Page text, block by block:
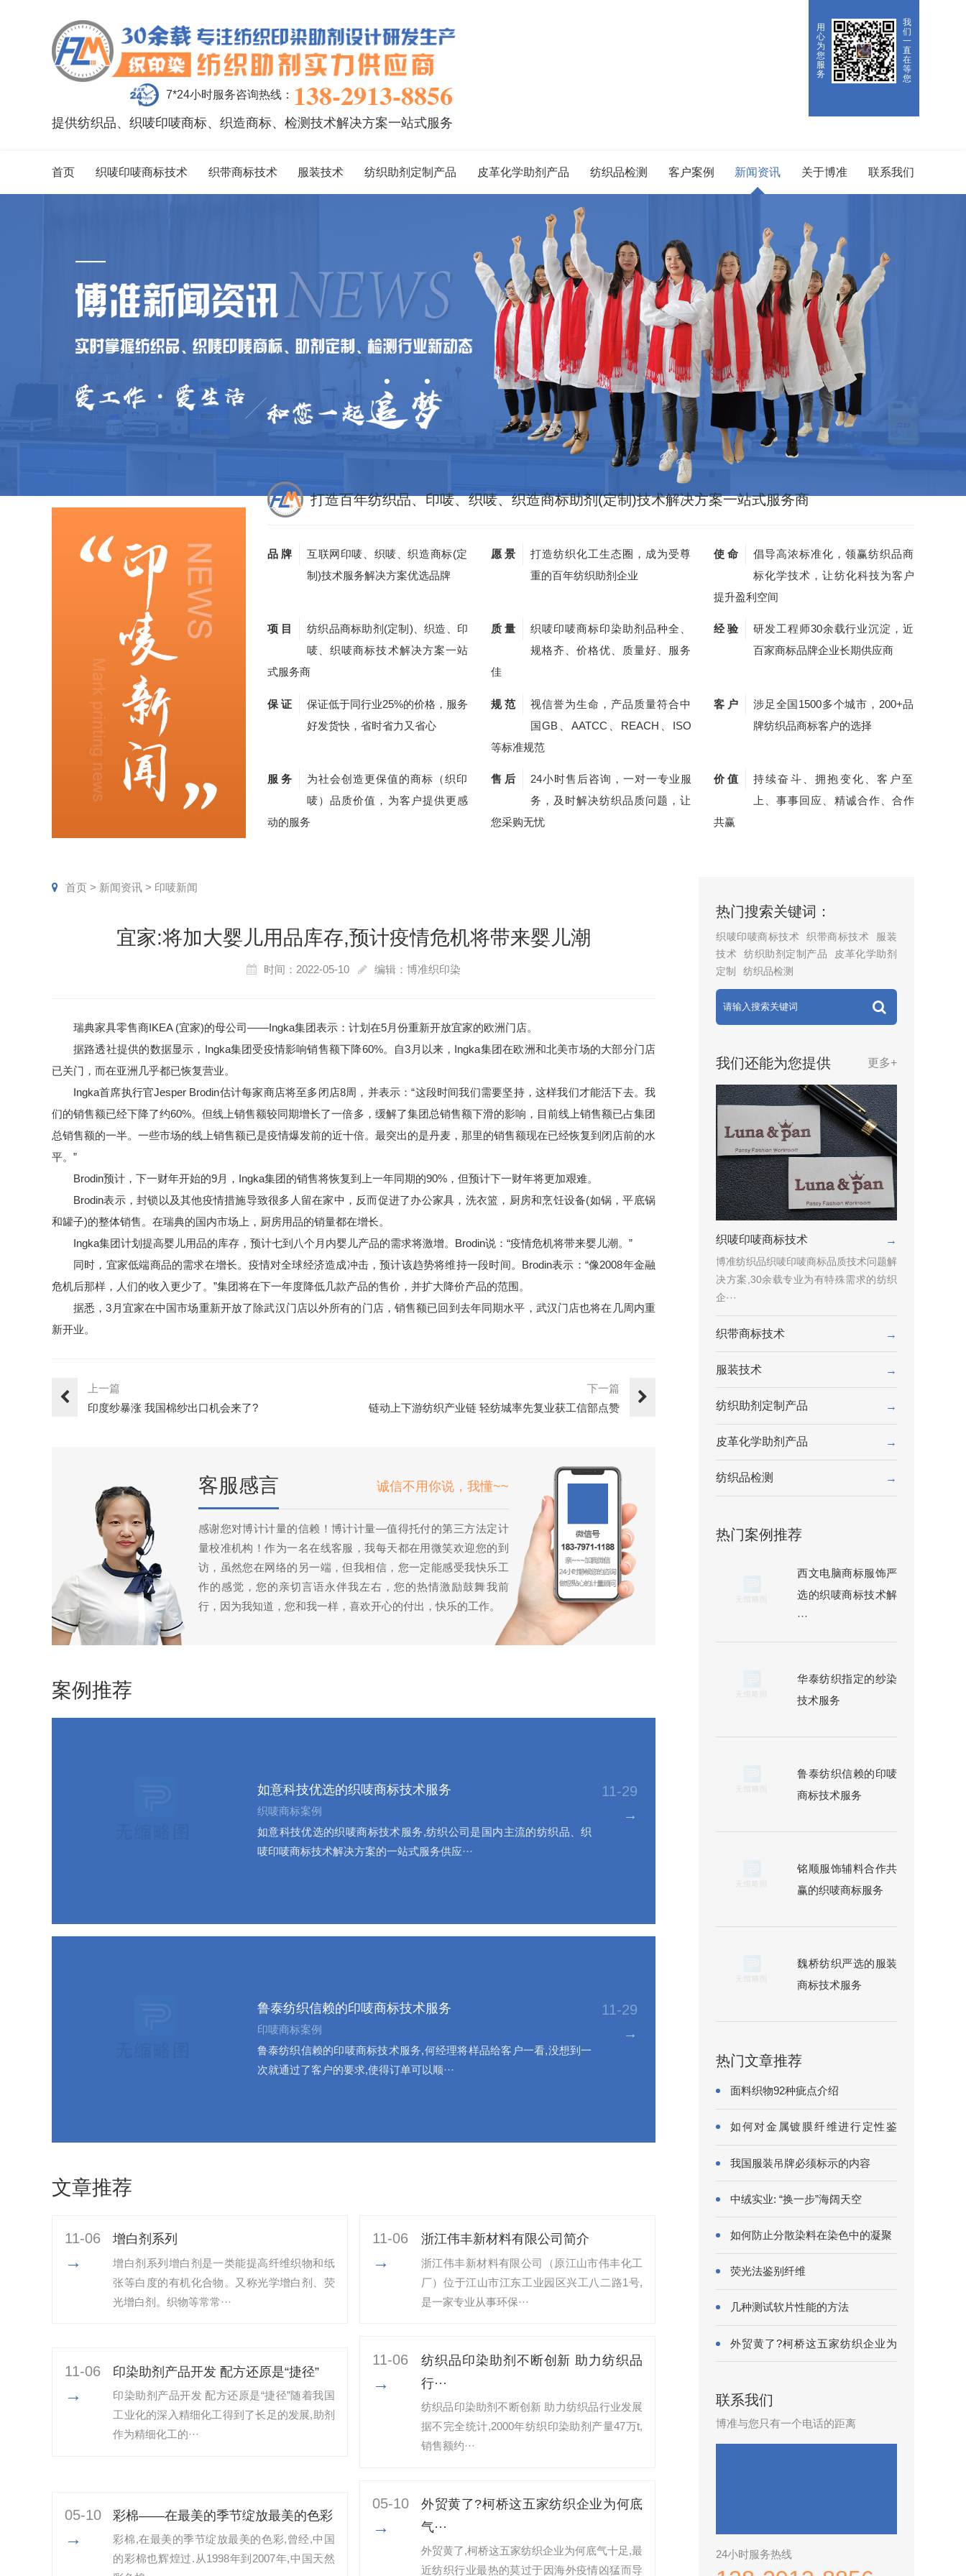
用
心
为
您
服
务
我
们
一
直
在
等
您
7*24小时服务咨询热线： 138-2913-8856
提供纺织品、织唛印唛商标、织造商标、检测技术解决方案一站式服务
首页 织唛印唛商标技术 织带商标技术 服装技术 纺织助剂定制产品 皮革化学助剂产品 纺织品检测 客户案例 新闻资讯 关于博准 联系我们
打造百年纺织品、印唛、织唛、织造商标助剂(定制)技术解决方案一站式服务商
品 牌
互联网印唛、织唛、织造商标(定
制)技术服务解决方案优选品牌
愿 景
打造纺织化工生态圈，成为受尊
重的百年纺织助剂企业
使 命
倡导高浓标准化，领赢纺织品商
标化学技术，让纺化科技为客户
提升盈利空间
项 目
纺织品商标助剂(定制)、织造、印
唛、织唛商标技术解决方案一站
式服务商
质 量
织唛印唛商标印染助剂品种全、
规格齐、价格优、质量好、服务
佳
经 验
研发工程师30余载行业沉淀，近
百家商标品牌企业长期供应商
保 证
保证低于同行业25%的价格，服务
好发货快，省时省力又省心
规 范
视信誉为生命，产品质量符合中
国GB、AATCC、REACH、ISO
等标准规范
客 户
涉足全国1500多个城市，200+品
牌纺织品商标客户的选择
服 务
为社会创造更保值的商标（织印
唛）品质价值，为客户提供更感
动的服务
售 后
24小时售后咨询，一对一专业服
务，及时解决纺织品质问题，让
您采购无忧
价 值
持续奋斗、拥抱变化、客户至
上、事事回应、精诚合作、合作
共赢
首页 > 新闻资讯 > 印唛新闻
宜家:将加大婴儿用品库存,预计疫情危机将带来婴儿潮
时间：2022-05-10 编辑：博准织印染
瑞典家具零售商IKEA (宜家)的母公司——Ingka集团表示：计划在5月份重新开放宜家的欧洲门店。
据路透社提供的数据显示，Ingka集团受疫情影响销售额下降60%。自3月以来，Ingka集团在欧洲和北美市场的大部分门店
已关门，而在亚洲几乎都已恢复营业。
Ingka首席执行官Jesper Brodin估计每家商店将至多闭店8周，并表示：“这段时间我们需要坚持，这样我们才能活下去。我
们的销售额已经下降了约60%。但线上销售额较同期增长了一倍多，缓解了集团总销售额下滑的影响，目前线上销售额已占集团
总销售额的一半。一些市场的线上销售额已是疫情爆发前的近十倍。最突出的是丹麦，那里的销售额现在已经恢复到闭店前的水
平。”
Brodin预计，下一财年开始的9月，Ingka集团的销售将恢复到上一年同期的90%，但预计下一财年将更加艰难。
Brodin表示，封锁以及其他疫情措施导致很多人留在家中，反而促进了办公家具，洗衣篮，厨房和烹饪设备(如锅，平底锅
和罐子)的整体销售。在瑞典的国内市场上，厨房用品的销量都在增长。
Ingka集团计划提高婴儿用品的库存，预计七到八个月内婴儿产品的需求将激增。Brodin说：“疫情危机将带来婴儿潮。”
同时，宜家低端商品的需求在增长。疫情对全球经济造成冲击，预计该趋势将维持一段时间。Brodin表示：“像2008年金融
危机后那样，人们的收入更少了。”集团将在下一年度降低几款产品的售价，并扩大降价产品的范围。
据悉，3月宜家在中国市场重新开放了除武汉门店以外所有的门店，销售额已回到去年同期水平，武汉门店也将在几周内重
新开业。
上一篇
印度纱暴涨 我国棉纱出口机会来了?
下一篇
链动上下游纺织产业链 轻纺城率先复业获工信部点赞
客服感言 诚信不用你说，我懂~~
感谢您对博计计量的信赖！博计计量—值得托付的第三方法定计
量校准机构！作为一名在线客服，我每天都在用微笑欢迎您的到
访，虽然您在网络的另一端，但我相信，您一定能感受我快乐工
作的感觉，您的亲切言语永伴我左右，您的热情激励鼓舞我前
行，因为我知道，您和我一样，喜欢开心的付出，快乐的工作。
案例推荐
如意科技优选的织唛商标技术服务
织唛商标案例
如意科技优选的织唛商标技术服务,纺织公司是国内主流的纺织品、织
唛印唛商标技术解决方案的一站式服务供应···
11-29
→
鲁泰纺织信赖的印唛商标技术服务
印唛商标案例
鲁泰纺织信赖的印唛商标技术服务,何经理将样品给客户一看,没想到一
次就通过了客户的要求,使得订单可以顺···
11-29
→
文章推荐
11-06
→
增白剂系列
增白剂系列增白剂是一类能提高纤维织物和纸
张等白度的有机化合物。又称光学增白剂、荧
光增白剂。织物等常常···
11-06
→
浙江伟丰新材料有限公司简介
浙江伟丰新材料有限公司（原江山市伟丰化工
厂）位于江山市江东工业园区兴工八二路1号,
是一家专业从事环保···
11-06
→
印染助剂产品开发 配方还原是“捷径”
印染助剂产品开发 配方还原是“捷径”随着我国
工业化的深入精细化工得到了长足的发展,助剂
作为精细化工的···
11-06
→
纺织品印染助剂不断创新 助力纺织品
行···
纺织品印染助剂不断创新 助力纺织品行业发展
据不完全统计,2000年纺织印染助剂产量47万t,
销售额约···
05-10
→
彩棉——在最美的季节绽放最美的色彩
彩棉,在最美的季节绽放最美的色彩,曾经,中国
的彩棉也辉煌过.从1998年到2007年,中国天然
05-10
→
外贸黄了?柯桥这五家纺织企业为何底
气···
外贸黄了,柯桥这五家纺织企业为何底气十足​,最
近纺织行业最热的莫过于因海外疫情凶猛而导
热门搜索关键词：
织唛印唛商标技术 织带商标技术
服装
技术
纺织助剂定制产品
皮革化学助剂
定制
纺织品检测
我们还能为您提供 更多+
织唛印唛商标技术 →
博准纺织品织唛印唛商标品质技术问题解
决方案,30余载专业为有特殊需求的纺织
企···
织带商标技术 →
服装技术 →
纺织助剂定制产品 →
皮革化学助剂产品 →
纺织品检测 →
热门案例推荐
西文电脑商标服饰严
选的织唛商标技术解
···
华泰纺织指定的纱染
技术服务
鲁泰纺织信赖的印唛
商标技术服务
铭顺服饰辅料合作共
赢的织唛商标服务
魏桥纺织严选的服装
商标技术服务
热门文章推荐
面料织物92种疵点介绍
如何对金属镀膜纤维进行定性鉴
别?
我国服装吊牌必须标示的内容
中绒实业: “换一步”海阔天空
如何防止分散染料在染色中的凝聚
荧光法鉴别纤维
几种测试软片性能的方法
外贸黄了?柯桥这五家纺织企业为
何底气···
联系我们
博准与您只有一个电话的距离
24小时服务热线